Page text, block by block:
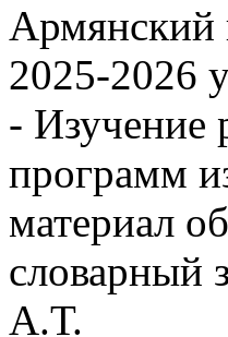
Армянский
2025-2026
- Изучение
программ
материал
словарный
А.Т.